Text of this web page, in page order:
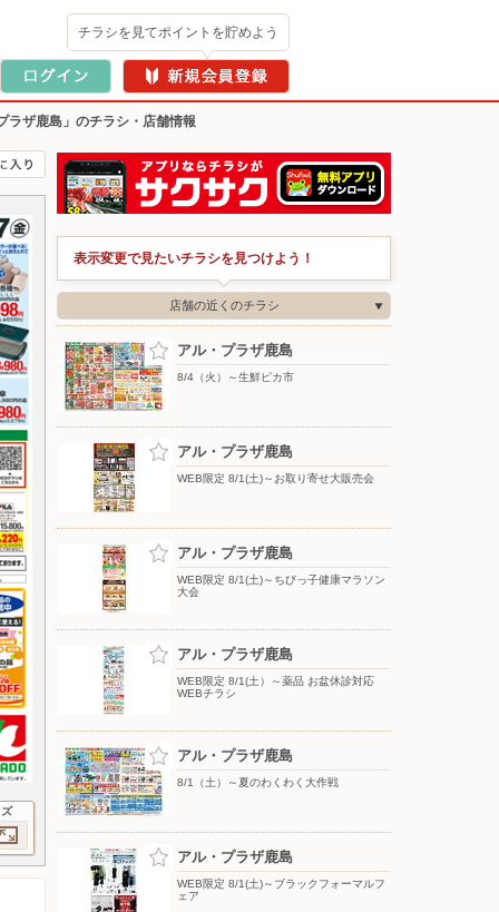
チラシを見てポイントを貯めよう
ラザ鹿島」のチラシ・店舗情報
表示変更で見たいチラシを見つけよう！
店舗の近くのチラシ
アル・プラザ鹿島
8/4（火）～生鮮ピカ市
アル・プラザ鹿島
WEB限定 8/1(土)～お取り寄せ大販売会
アル・プラザ鹿島
WEB限定 8/1(土)～ちびっ子健康マラソン
大会
アル・プラザ鹿島
WEB限定 8/1(土）～薬品 お盆休診対応
WEBチラシ
アル・プラザ鹿島
8/1（土）～夏のわくわく大作戦
アル・プラザ鹿島
WEB限定 8/1(土)～ブラックフォーマルフ
ェア